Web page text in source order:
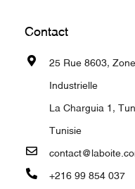
Contact
25 Rue 8603, Zone
Industrielle
La Charguia 1,
Tunisie
+216 99 854 037